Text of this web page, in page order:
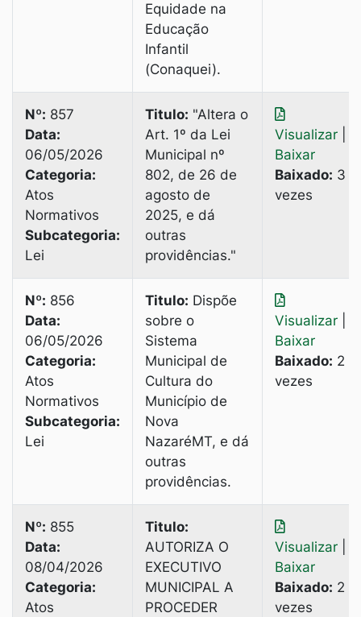
Equidade na
Educação
Infantil
(Conaquei).
Nº: 857
Data:
06/05/2026
Categoria:
Atos
Normativos
Subcategoria:
Lei
Titulo: "Altera o
Art. 1º da Lei
Municipal nº
802, de 26 de
agosto de
2025, e dá
outras
providências."
Visualizar
Baixar
Baixado: 3
vezes
Nº: 856
Data:
06/05/2026
Categoria:
Atos
Normativos
Subcategoria:
Lei
Titulo: Dispõe
sobre o
Sistema
Municipal de
Cultura do
Município de
Nova
NazaréMT, e dá
outras
providências.
Visualizar
Baixar
Baixado: 2
vezes
Nº: 855
Data:
08/04/2026
Categoria:
Atos
Titulo:
AUTORIZA O
EXECUTIVO
MUNICIPAL A
PROCEDER
Visualizar
Baixar
Baixado: 2
vezes